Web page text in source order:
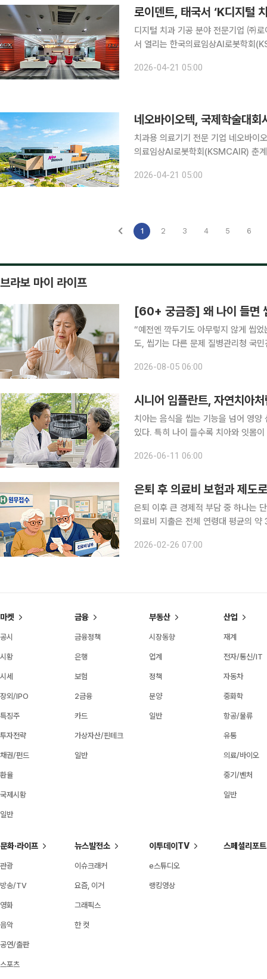
디지털 치과 기공 분야 전문기업 ㈜
서 열리는 한국의료임상AI로봇학회
회는 인공지능(AI) 치의학과 디지털
2026-04-21 05:00
치과용 의료기기 전문 기업 네오바
의료임상AI로봇학회(KSMCAIR) 춘
다. 이번 학술대회는 AI 치의학과
2026-04-21 05:00
1 2 3 4 5 6
브라보 마이 라이프
[60+ 궁금증] 왜 나이 들면
“예전엔 깍두기도 아무렇지 않게 씹었는데,
도, 씹기는 다른 문제 질병관리청 국
틀니에 대한 보험 적용 확대된 결과로
2026-08-05 06:00
시니어 임플란트, 자연치아
치아는 음식을 씹는 기능을 넘어 영
있다. 특히 나이 들수록 치아와 잇몸
2026-06-11 06:00
은퇴 후 의료비 보험과 제도
은퇴 이후 큰 경제적 부담 중 하나는 단연
의료비 지출은 전체 연령대 평균의 약 3배에 달한
닌, 사전 설계의 대상이다. 의료비 위
2026-02-26 07:00
마켓
공시
시황
시세
장외/IPO
특징주
투자전략
채권/펀드
환율
국제시황
일반
금융
금융정책
은행
보험
2금융
카드
가상자산/핀테크
일반
부동산
시장동향
업계
정책
분양
일반
산업
재계
전자/통신/IT
자동차
중화학
항공/물류
유통
의료/바이오
중기/벤처
일반
문화·라이프
관광
방송/TV
영화
음악
공연/출판
스포츠
뉴스발전소
이슈크래커
요즘, 이거
그래픽스
한 컷
이투데이TV
e스튜디오
랭킹영상
스페셜리포트